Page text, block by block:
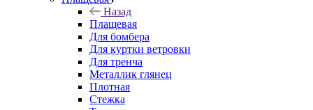
Назад
Плащевая
Для бомбера
Для куртки ветровки
Для тренча
Металлик глянец
Плотная
Стежка